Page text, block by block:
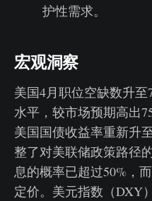
护性需求。
宏观洞察
美国4月职位空缺数升
水平，较市场预期高出
美国国债收益率重新升
整了对美联储政策路径
息的概率已超过50%，
定价。美元指数（DXY